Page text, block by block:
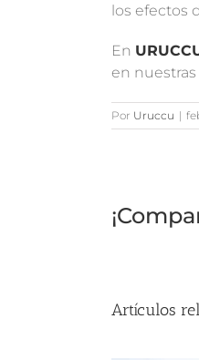
los efectos
En
en nuestras
Por Uruccu |
Artículos